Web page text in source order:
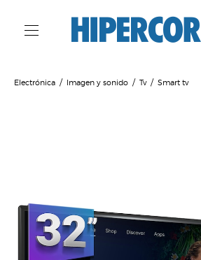
Electrónica Imagen y sonido Tv Smart tv